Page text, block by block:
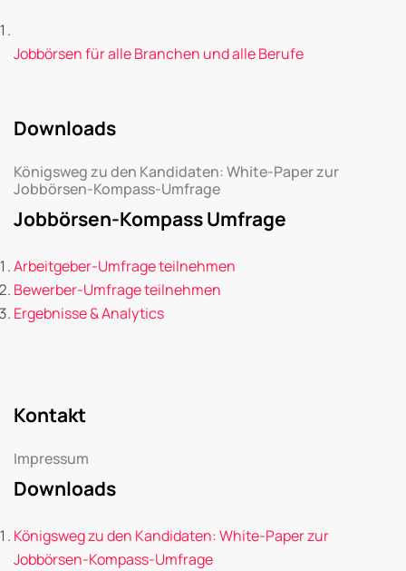
Jobbörsen für alle Branchen und alle Berufe
Downloads
Königsweg zu den Kandidaten: White-Paper zur
Jobbörsen-Kompass-Umfrage
Jobbörsen-Kompass Umfrage
Arbeitgeber-Umfrage teilnehmen
Bewerber-Umfrage teilnehmen
Ergebnisse & Analytics
Kontakt
Impressum
Downloads
Königsweg zu den Kandidaten: White-Paper zur
Jobbörsen-Kompass-Umfrage